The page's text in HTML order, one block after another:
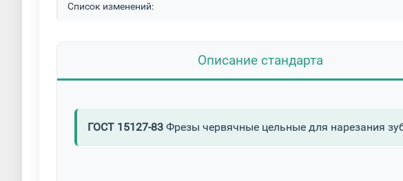
Список изменений:
Описание стандарта
ГОСТ 15127-83 Фрезы червячные цельные для нарезания